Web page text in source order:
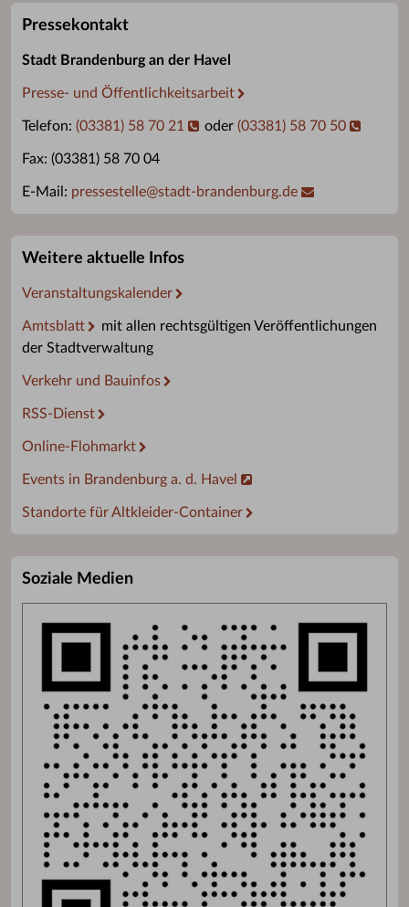
Pressekontakt
Stadt Brandenburg an der Havel
Presse- und Öffentlichkeitsarbeit
Telefon: (03381) 58 70 21 oder (03381) 58 70 50
Fax: (03381) 58 70 04
E-Mail: pressestelle@stadt-brandenburg.de
Weitere aktuelle Infos
Veranstaltungskalender
Amtsblatt
mit allen rechtsgültigen Veröffentlichungen
der Stadtverwaltung
Verkehr und Bauinfos
RSS-Dienst
Online-Flohmarkt
Events in Brandenburg a. d. Havel
Standorte für Altkleider-Container
Soziale Medien